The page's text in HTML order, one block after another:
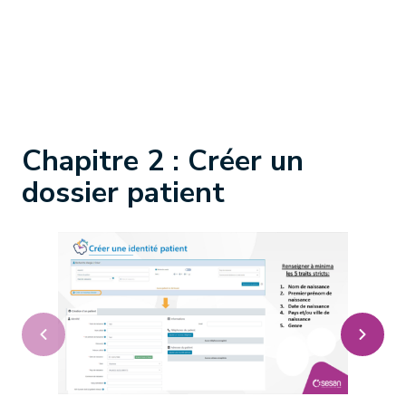
Chapitre 2 : Créer un
dossier patient